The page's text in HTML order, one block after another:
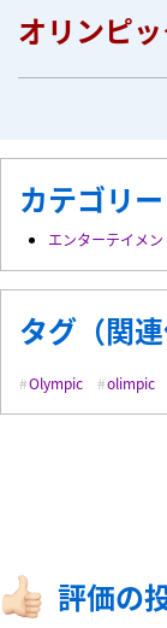
オリンピ
カテゴリー
エンターテイメン
タグ（関
Olympic olimpic
評価の